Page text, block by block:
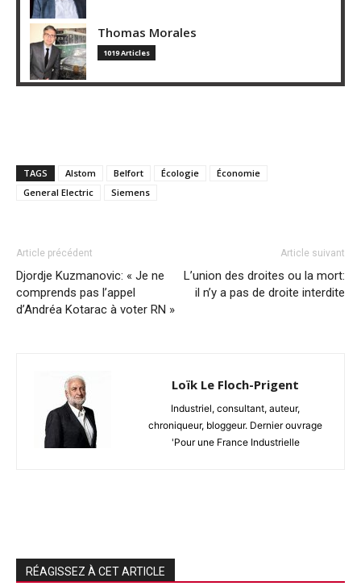
Thomas Morales
1019 Articles
TAGS Alstom Belfort Écologie
Économie
General Electric
Siemens
Article précédent
Djordje Kuzmanovic: « Je ne
comprends pas l’appel
d’Andréa Kotarac à voter RN »
Article suivant
L’union des droites ou la mort:
il n’y a pas de droite interdite
Loïk Le Floch-Prigent
Industriel, consultant, auteur,
chroniqueur, bloggeur. Dernier ouvrage
'Pour une France Industrielle
RÉAGISSEZ À CET ARTICLE